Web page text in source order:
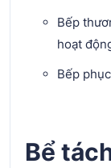
Bếp
hoạt
Bếp
Bể